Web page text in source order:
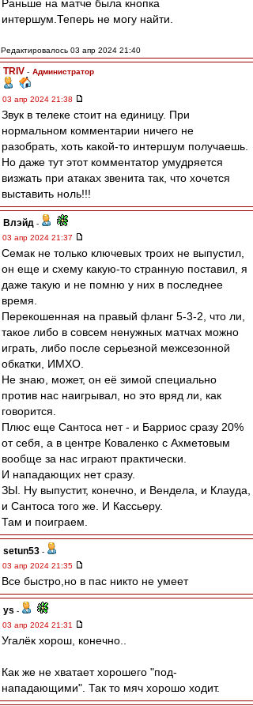
Раньше на матче была кнопка
интершум.Теперь не могу найти.
Редактировалось 03 апр 2024 21:40
TRIV - Администратор
03 апр 2024 21:38
Звук в телеке стоит на единицу. При
нормальном комментарии ничего не
разобрать, хоть какой-то интершум получаешь.
Но даже тут этот комментатор умудряется
визжать при атаках звенита так, что хочется
выставить ноль!!!
Влэйд -
03 апр 2024 21:37
Семак не только ключевых троих не выпустил,
он еще и схему какую-то странную поставил, я
даже такую и не помню у них в последнее
время.
Перекошенная на правый фланг 5-3-2, что ли,
такое либо в совсем ненужных матчах можно
играть, либо после серьезной межсезонной
обкатки, ИМХО.
Не знаю, может, он её зимой специально
против нас наигрывал, но это вряд ли, как
говорится.
Плюс еще Сантоса нет - и Барриос сразу 20%
от себя, а в центре Коваленко с Ахметовым
вообще за нас играют практически.
И нападающих нет сразу.
ЗЫ. Ну выпустит, конечно, и Вендела, и Клауда,
и Сантоса того же. И Кассьеру.
Там и поиграем.
setun53 -
03 апр 2024 21:35
Все быстро,но в пас никто не умеет
ys -
03 апр 2024 21:31
Угалёк хорош, конечно..
Как же не хватает хорошего "под-
нападающими". Так то мяч хорошо ходит.